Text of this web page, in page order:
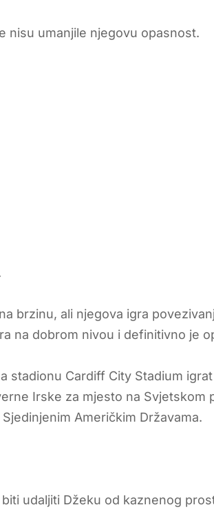
nisu umanjile njegovu opasnost.
brzinu, ali njegova igra
na dobrom nivou i definitivno je
stadionu Cardiff City Stadium
Irske za mjesto na Svjetskom
Američkim Državama.
udaljiti Džeku od kaznenog